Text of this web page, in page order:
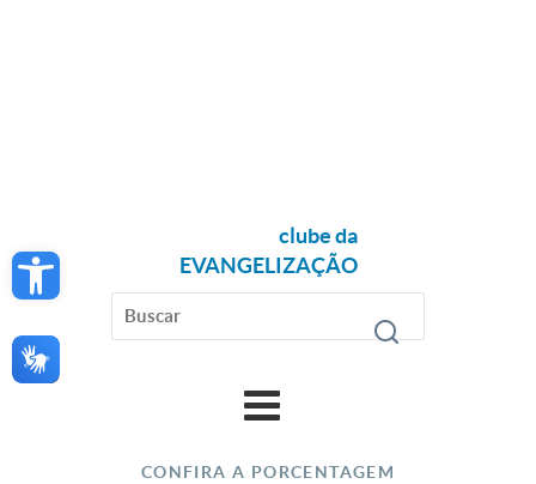
Open toolbar
clube da
EVANGELIZAÇÃO
CONFIRA A PORCENTAGEM